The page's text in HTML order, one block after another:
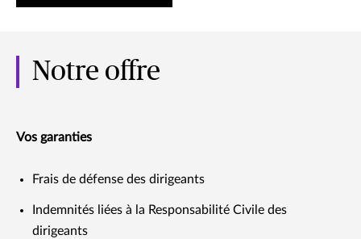
Notre offre
Vos garanties
Frais de défense des dirigeants
Indemnités liées à la Responsabilité Civile des
dirigeants